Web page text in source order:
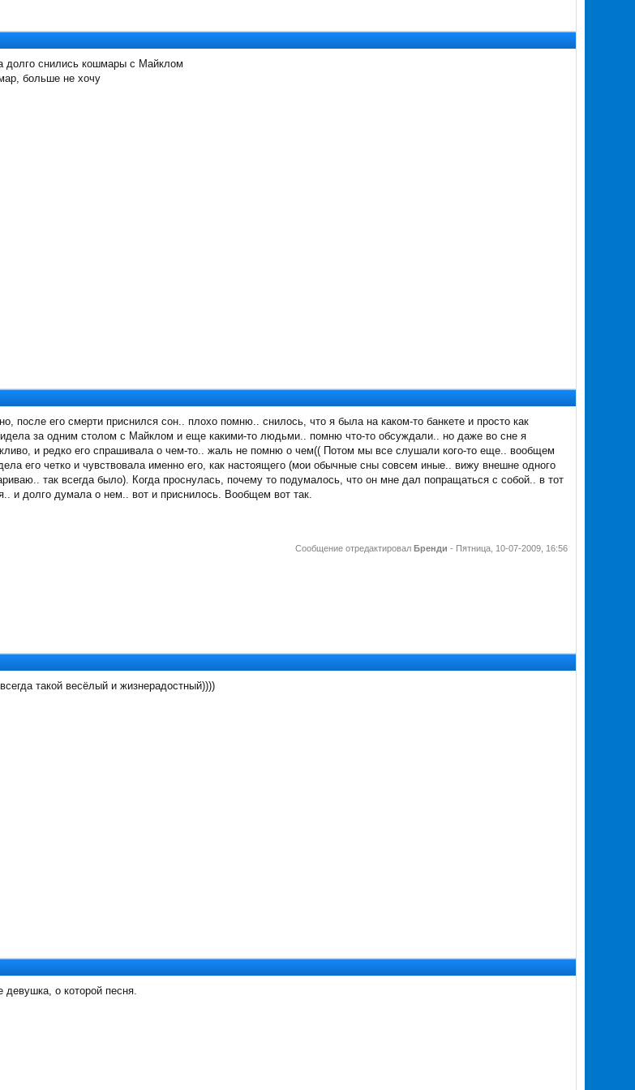
долго снились кошмары с Майклом
больше не хочу
после его смерти приснился сон.. плохо помню.. снилось, что я была на каком-то банкете и просто как
за одним столом с Майклом и еще какими-то людьми.. помню что-то обсуждали.. но даже во сне я
и редко его спрашивала о чем-то.. жаль не помню о чем(( Потом мы все слушали кого-то еще.. вообщем
его четко и чувствовала именно его, как настоящего (мои обычные сны совсем иные.. вижу внешне одного
так всегда было). Когда проснулась, почему то подумалось, что он мне дал попращаться с собой.. в тот
и долго думала о нем.. вот и приснилось. Вообщем вот так.
Сообщение отредактировал Бренди - Пятница, 10-07-2009, 16:56
такой весёлый и жизнерадостный))))
о которой песня.